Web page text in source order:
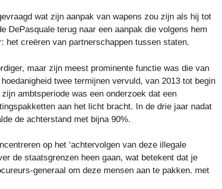
wat zijn aanpak van wapens zou zijn als hij tot
DePasquale terug naar een aanpak die volgens hem
creëren van partnerschappen tussen staten.
maar zijn meest prominente functie was die van
twee termijnen vervuld, van 2013 tot begin
ambtsperiode was een onderzoek dat een
aan het licht bracht. In de drie jaar nadat
de achterstand met bijna 90%.
op het ‘achtervolgen van deze illegale
de staatsgrenzen heen gaan, wat betekent dat je
generaal om deze mensen aan te pakken. met